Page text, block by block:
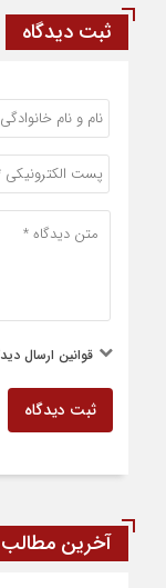
ثبت دیدگاه
قوانین ارسال
ثبت دیدگاه
آخرین مطالب